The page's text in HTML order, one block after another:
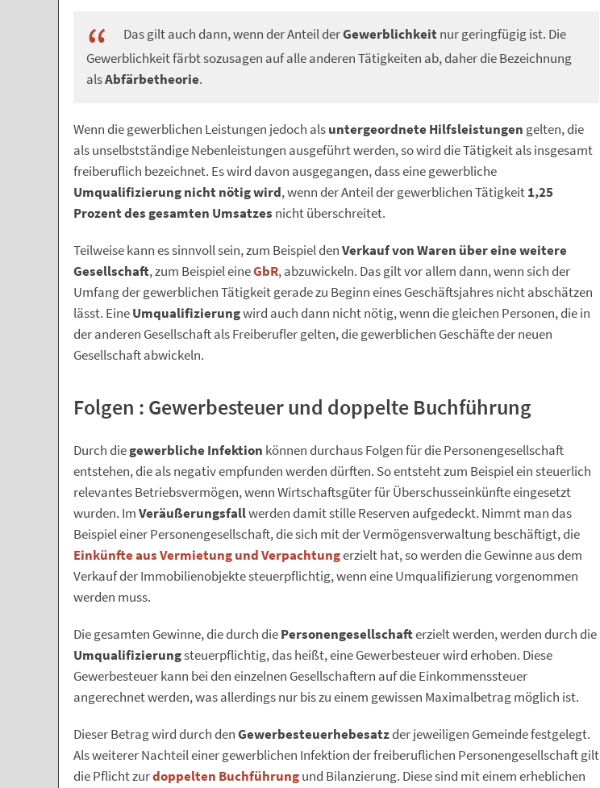
Das gilt auch dann, wenn der Anteil derGewerblichkeit nur geringfügig ist. Die
Gewerblichkeit färbt sozusagen auf alle anderen Tätigkeiten ab, daher die Bezeichnung
alsAbfärbetheorie.
Wenn die gewerblichen Leistungen jedoch alsuntergeordnete Hilfsleistungen gelten, die
als unselbstständige Nebenleistungen ausgeführt werden, so wird die Tätigkeit als insgesamt
freiberuflich bezeichnet. Es wird davon ausgegangen, dass eine gewerbliche
Umqualifizierung nicht nötig wird, wenn der Anteil der gewerblichen Tätigkeit1,25
Prozent des gesamten Umsatzes nicht überschreitet.
Teilweise kann es sinnvoll sein, zum Beispiel denVerkauf von Waren über eine weitere
Gesellschaft, zum Beispiel eineGbR, abzuwickeln. Das gilt vor allem dann, wenn sich der
Umfang der gewerblichen Tätigkeit gerade zu Beginn eines Geschäftsjahres nicht abschätzen
lässt. EineUmqualifizierungwird auch dann nicht nötig, wenn die gleichen Personen, die in
der anderen Gesellschaft als Freiberufler gelten, die gewerblichen Geschäfte der neuen
Gesellschaft abwickeln.
Folgen : Gewerbesteuer und doppelte Buchführung
Durch diegewerbliche Infektion können durchaus Folgen für die Personengesellschaft
entstehen, die als negativ empfunden werden dürften. So entsteht zum Beispiel ein steuerlich
relevantes Betriebsvermögen, wenn Wirtschaftsgüter für Überschusseinkünfte eingesetzt
wurden. ImVeräußerungsfallwerden damit stille Reserven aufgedeckt. Nimmt man das
Beispiel einer Personengesellschaft, die sich mit der Vermögensverwaltung beschäftigt, die
Einkünfte aus Vermietung und Verpachtungerzielt hat, so werden die Gewinne aus dem
Verkauf der Immobilienobjekte steuerpflichtig, wenn eine Umqualifizierung vorgenommen
werden muss.
Die gesamten Gewinne, die durch diePersonengesellschafterzielt werden, werden durch die
Umqualifizierungsteuerpflichtig, das heißt, eine Gewerbesteuer wird erhoben. Diese
Gewerbesteuer kann bei den einzelnen Gesellschaftern auf die Einkommenssteuer
angerechnet werden, was allerdings nur bis zu einem gewissen Maximalbetrag möglich ist.
Dieser Betrag wird durch denGewerbesteuerhebesatzder jeweiligen Gemeinde festgelegt.
Als weiterer Nachteil einer gewerblichen Infektion der freiberuflichen Personengesellschaft gilt
die Pflicht zurdoppelten Buchführungund Bilanzierung. Diese sind mit einem erheblichen